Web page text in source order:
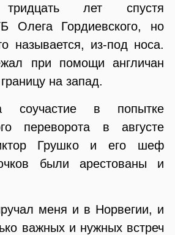
тридцать лет спустя
Олега Гордиевского, но
называется, из-под носа.
при помощи англичан
на запад.
соучастие в попытке
переворота в августе
Грушко и его шеф
были арестованы и
меня и в Норвегии, и
важных и нужных встреч